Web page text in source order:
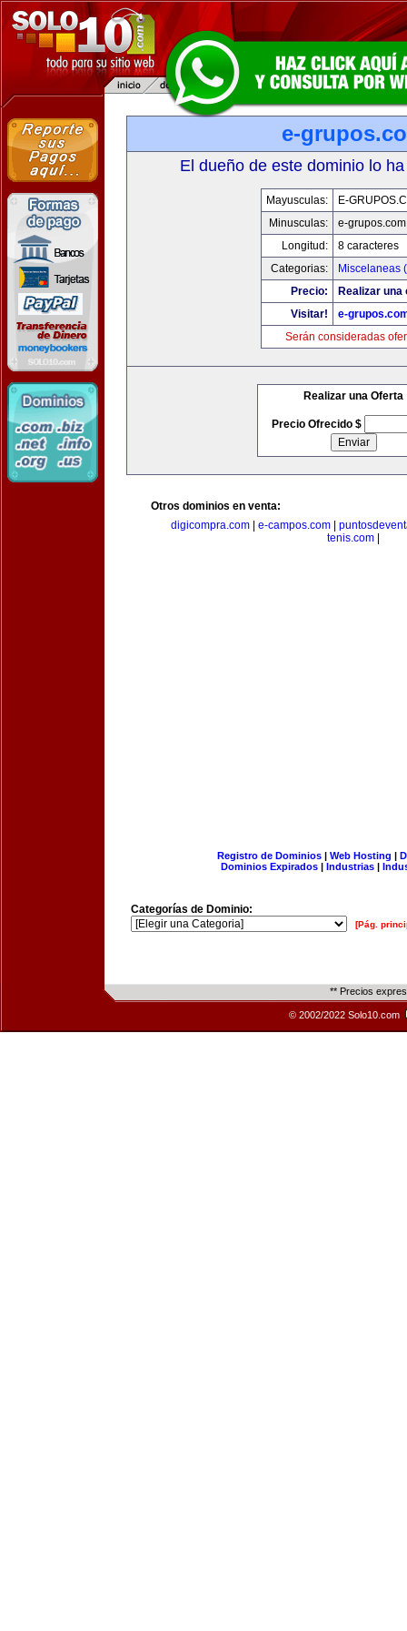
e-
El dueño de este dominio lo
Mayusculas:
E-
Minusculas:
e-grupos.com
Longitud:
8 caracteres
Categorias:
Miscelaneas
Precio:
Realizar una
Visitar!
e-
Serán consideradas
Realizar una Oferta
Precio Ofrecido $
Otros dominios en venta:
digicompra.com
e-campos.com
tenis.com
Registro de Dominios| Web Hosting |
Dominios Expirados | Industrias |
Categorías de Dominio:
[Pág.
** Precios
© 2002/2022 Solo10.com